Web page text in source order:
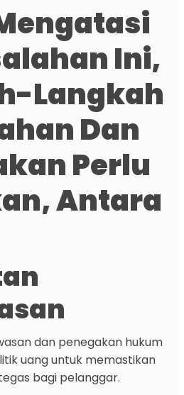
Ini,
Langkah
Dan
Perlu
Antara
dan penegakan hukum
uang untuk memastikan
bagi pelanggar.